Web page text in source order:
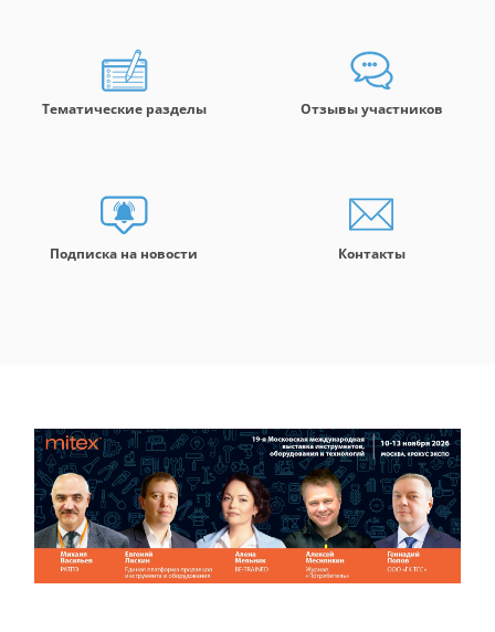
Тематические разделы Отзывы участников
Подписка на новости Контакты